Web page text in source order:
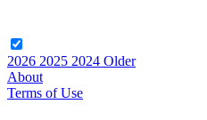
2026 2025 2024 Older
About
Terms of Use